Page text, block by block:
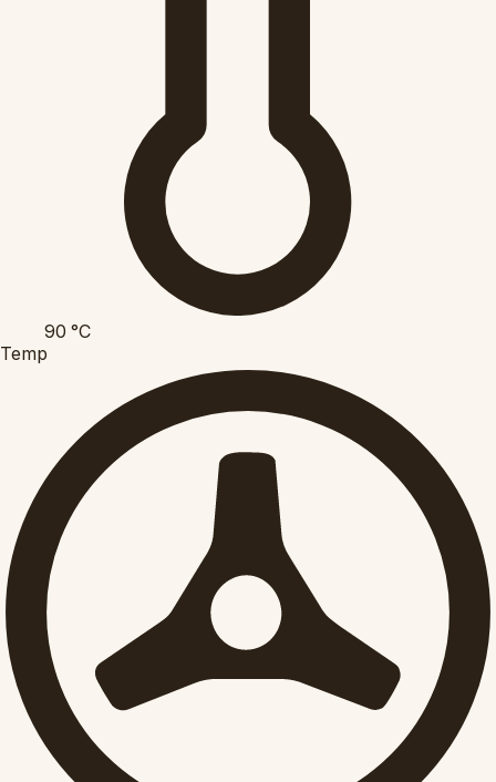
90°C
Temp